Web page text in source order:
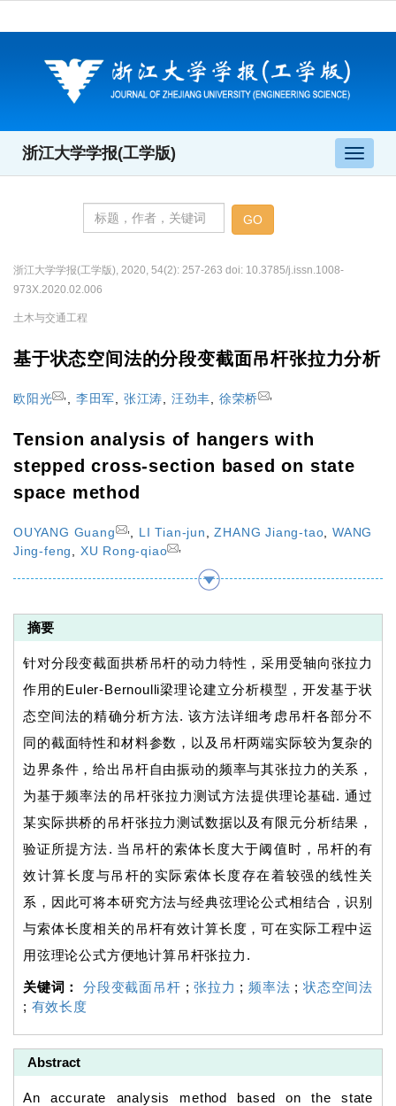
导
航
浙江大学学报(工学版)
浙江大学学报(工学版), 2020, 54(2): 257-263 doi: 10.3785/j.issn.1008-
973X.2020.02.006
土木与交通工程
基于状态空间法的分段变截面吊杆张拉力分析
欧阳光 李田军 张江涛 汪劲丰 徐荣桥
Tension analysis of hangers with
stepped cross-section based on state
space method
OUYANG Guang , LI Tian-jun ,ZHANG Jiang-tao ,WANG
Jing-feng
XU Rong-qiao
摘要
针对分段变截面拱桥吊杆的动力特性，采用受轴向张拉力
作用的Euler-Bernoulli梁理论建立分析模型，开发基于状
态空间法的精确分析方法. 该方法详细考虑吊杆各部分不
同的截面特性和材料参数，以及吊杆两端实际较为复杂的
边界条件，给出吊杆自由振动的频率与其张拉力的关系，
为基于频率法的吊杆张拉力测试方法提供理论基础. 通过
某实际拱桥的吊杆张拉力测试数据以及有限元分析结果，
验证所提方法. 当吊杆的索体长度大于阈值时，吊杆的有
效计算长度与吊杆的实际索体长度存在着较强的线性关
系，因此可将本研究方法与经典弦理论公式相结合，识别
与索体长度相关的吊杆有效计算长度，可在实际工程中运
用弦理论公式方便地计算吊杆张拉力.
关键词： 分段变截面吊杆 ;张拉力 ;频率法 ; 状态空间法
; 有效长度
Abstract
An accurate analysis method based on the state